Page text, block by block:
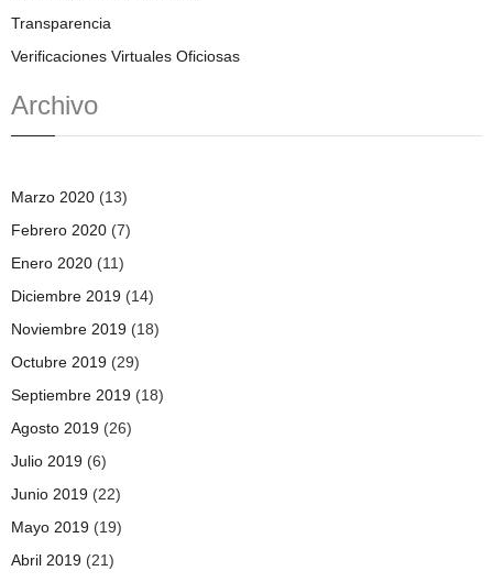
Transparencia
Verificaciones Virtuales Oficiosas
Archivo
Marzo 2020 (13)
Febrero 2020 (7)
Enero 2020 (11)
Diciembre 2019 (14)
Noviembre 2019 (18)
Octubre 2019 (29)
Septiembre 2019 (18)
Agosto 2019 (26)
Julio 2019 (6)
Junio 2019 (22)
Mayo 2019 (19)
Abril 2019 (21)